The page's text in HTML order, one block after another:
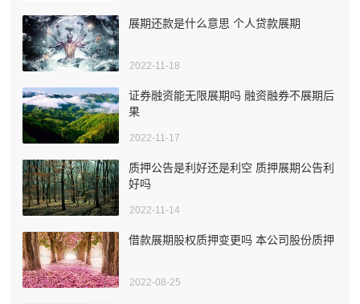
展期还款是什么意思 个人贷款展期
2022-11-18
证券融资能无限展期吗 融资融券不展期后
果
2022-11-17
质押公告是利好还是利空 质押展期公告利
好吗
2022-11-14
借款展期股权质押变更吗 本公司股份质押
2022-08-25